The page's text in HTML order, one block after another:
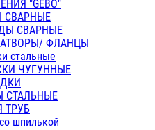
"GEBO"
СВАРНЫЕ
СВАРНЫЕ
ФЛАНЦЫ
стальные
ЧУГУННЫЕ
СТАЛЬНЫЕ
ТРУБ
шпилькой